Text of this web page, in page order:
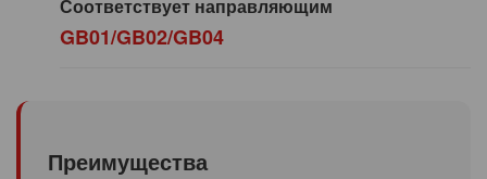
Соответствует направляющим
GB01/GB02/GB04
Преимущества